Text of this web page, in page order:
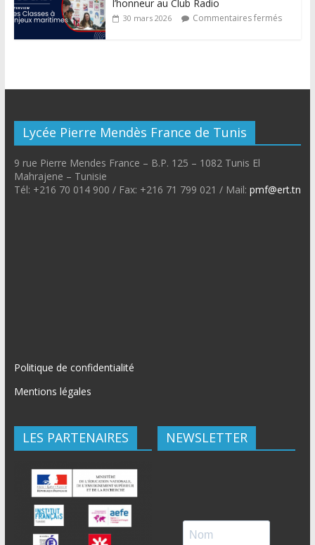
l’honneur au Club Radio
30 mars 2026 Commentaires fermés
Lycée Pierre Mendès France de Tunis
9 rue Pierre Mendes France – B.P. 125 – 1082 Tunis El
Mahrajene – Tunisie
Tél: +216 70 014 900 / Fax: +216 71 799 021 / Mail: pmf@ert.tn
Politique de confidentialité
Mentions légales
LES PARTENAIRES NEWSLETTER